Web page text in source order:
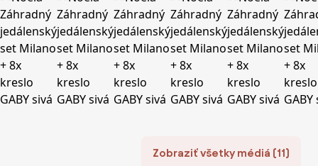
Zobraziť všetky médiá (11)